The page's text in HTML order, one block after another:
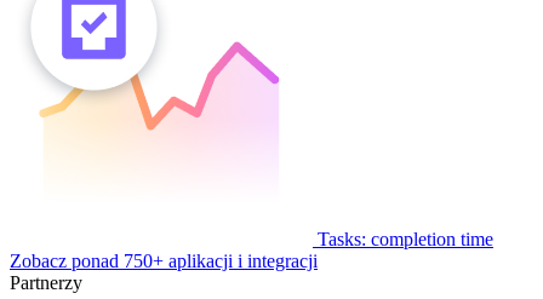
Tasks: completion time
Zobacz ponad 750+ aplikacji i integracji
Partnerzy